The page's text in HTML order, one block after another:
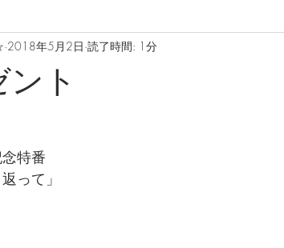
ッチ なぎさ・フリースタイルレディオ
ト
2018年5月2日 読了時間: 1分
特番
って」